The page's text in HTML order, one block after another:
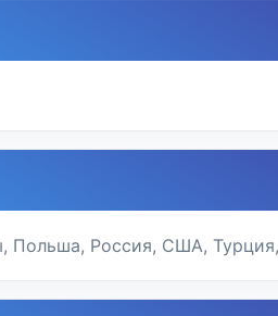
Польша, Россия, США,